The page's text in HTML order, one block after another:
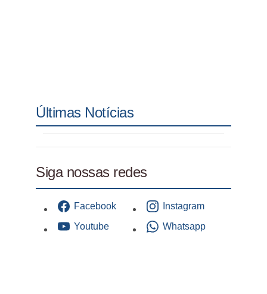
Últimas Notícias
Siga nossas redes
Facebook
Instagram
Youtube
Whatsapp